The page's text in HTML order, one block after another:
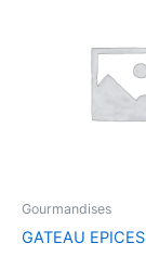
Gourmandises
GATEAU